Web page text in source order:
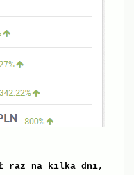
raz na kilka dni,